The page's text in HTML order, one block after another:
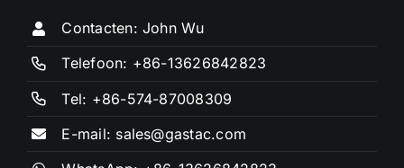
Contacten: John Wu
Telefoon: +86-13626842823
Tel: +86-574-87008309
E-mail: sales@gastac.com